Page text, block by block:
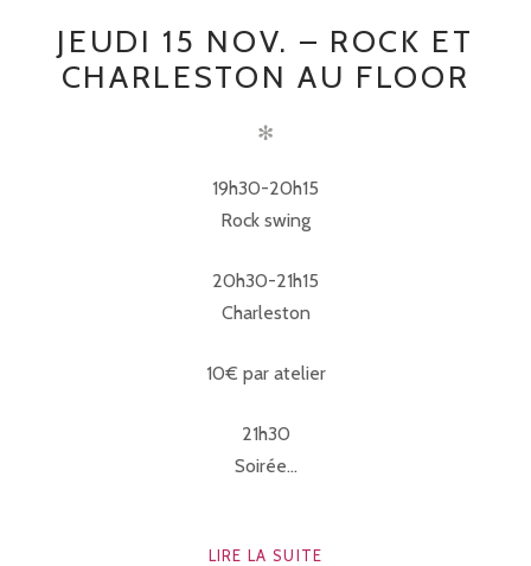
JEUDI 15 NOV. – ROCK ET
CHARLESTON AU FLOOR
✻
19h30-20h15
Rock swing
20h30-21h15
Charleston
10€ par atelier
21h30
Soirée...
LIRE LA SUITE